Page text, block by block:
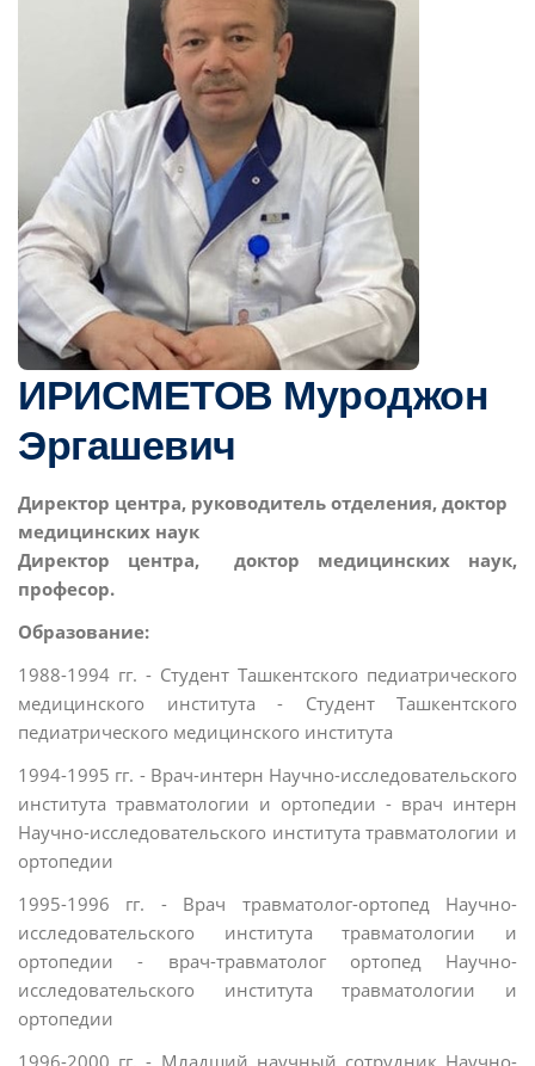
ИРИСМЕТОВ Муроджон
Эргашевич
Директор центра, руководитель отделения, доктор
медицинских наук
Директор центра, доктор медицинских наук,
професор.
Образование:
1988-1994 гг. - Студент Ташкентского педиатрического
медицинского института - Студент Ташкентского
педиатрического медицинского института
1994-1995 гг. - Врач-интерн Научно-исследовательского
института травматологии и ортопедии - врач интерн
Научно-исследовательского института травматологии и
ортопедии
1995-1996 гг. - Врач травматолог-ортопед Научно-
исследовательского института травматологии и
ортопедии - врач-травматолог ортопед Научно-
исследовательского института травматологии и
ортопедии
1996-2000 гг. - Младший научный сотрудник Научно-